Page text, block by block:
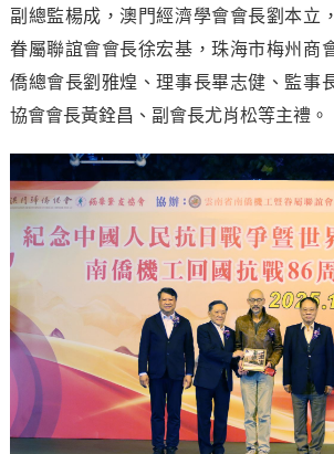
副總監楊成，澳門經濟學會會長劉本立
眷屬聯誼會會長徐宏基，珠海市梅州商
僑總會長劉雅煌、理事長畢志健、監事
協會會長黃銓昌、副會長尤肖松等主禮。